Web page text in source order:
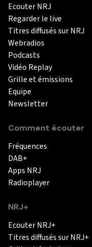
Ecouter NRJ
Regarder le live
Titres diffusés sur NRJ
Webradios
Podcasts
Vidéo Replay
Grille et émissions
Equipe
Newsletter
Comment écouter
Fréquences
DAB+
Apps NRJ
Radioplayer
NRJ+
Ecouter NRJ+
Titres diffusés sur NRJ+